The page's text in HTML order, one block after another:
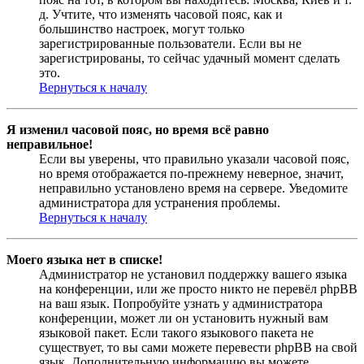
д. Учтите, что изменять часовой пояс, как и
большинство настроек, могут только
зарегистрированные пользователи. Если вы не
зарегистрированы, то сейчас удачный момент сделать
это.
Вернуться к началу
Я изменил часовой пояс, но время всё равно
неправильное!
Если вы уверены, что правильно указали часовой пояс,
но время отображается по-прежнему неверное, значит,
неправильно установлено время на сервере. Уведомите
администратора для устранения проблемы.
Вернуться к началу
Моего языка нет в списке!
Администратор не установил поддержку вашего языка
на конференции, или же просто никто не перевёл phpBB
на ваш язык. Попробуйте узнать у администратора
конференции, может ли он установить нужный вам
языковой пакет. Если такого языкового пакета не
существует, то вы сами можете перевести phpBB на свой